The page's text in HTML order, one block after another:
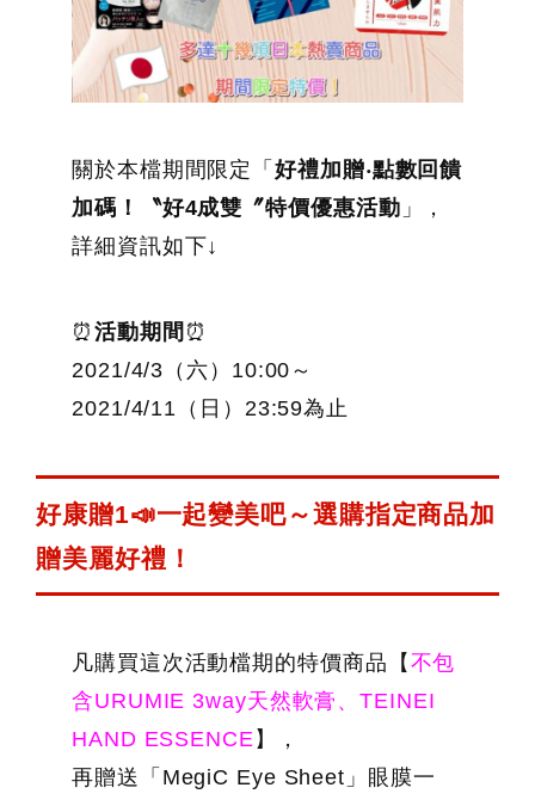
關於本檔期間限定「好禮加贈‧點數回饋
加碼！〝好4成雙〞特價優惠活動 」，
詳細資訊如下↓
⏰ 活動期間 ⏰
2021/4/3（六）10:00～
2021/4/11（日）23:59為止
好康贈1📣一起變美吧～選購指定商品加
贈美麗好禮！
凡購買這次活動檔期的特價商品【 不包
含URUMIE 3way天然軟膏、TEINEI
HAND ESSENCE 】，
再贈送「MegiC Eye Sheet」眼膜一